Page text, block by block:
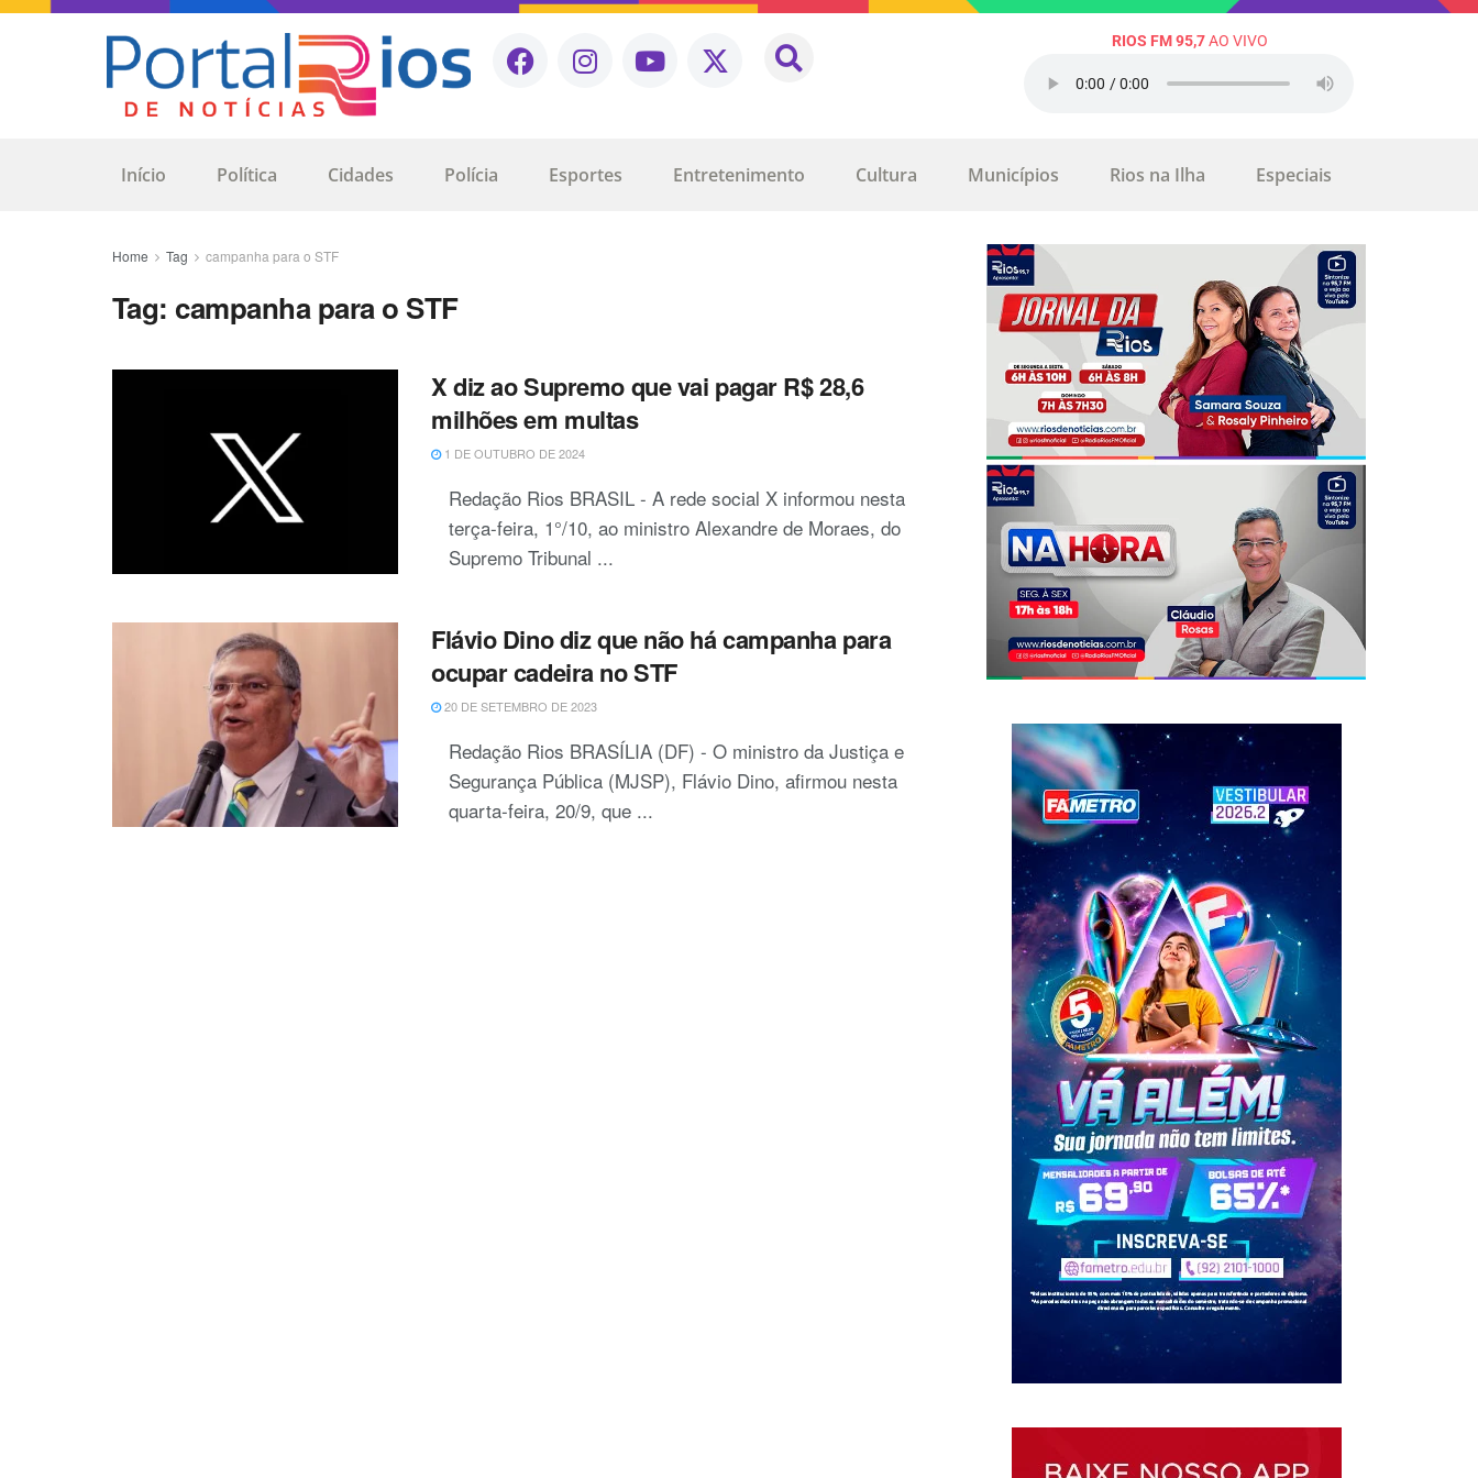
RIOS FM 95,7AO VIVO
Início Política Cidades Polícia Esportes Entretenimento Cultura Municípios Rios na Ilha Especiais
Home Tag campanha para o STF
Tag: campanha para o STF
X diz ao Supremo que vai pagar R$ 28,6
milhões em multas
1 DE OUTUBRO DE 2024
Redação Rios BRASIL - A rede social X informou nesta
terça-feira, 1°/10, ao ministro Alexandre de Moraes, do
Supremo Tribunal ...
Flávio Dino diz que não há campanha para
ocupar cadeira no STF
20 DE SETEMBRO DE 2023
Redação Rios BRASÍLIA (DF) - O ministro da Justiça e
Segurança Pública (MJSP), Flávio Dino, afirmou nesta
quarta-feira, 20/9, que ...